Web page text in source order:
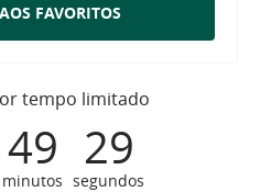
FAVORITOS
tempo limitado
49
minutos
29
segundos